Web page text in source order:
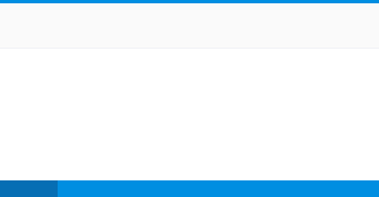
应用软件 影音软件 插件下载